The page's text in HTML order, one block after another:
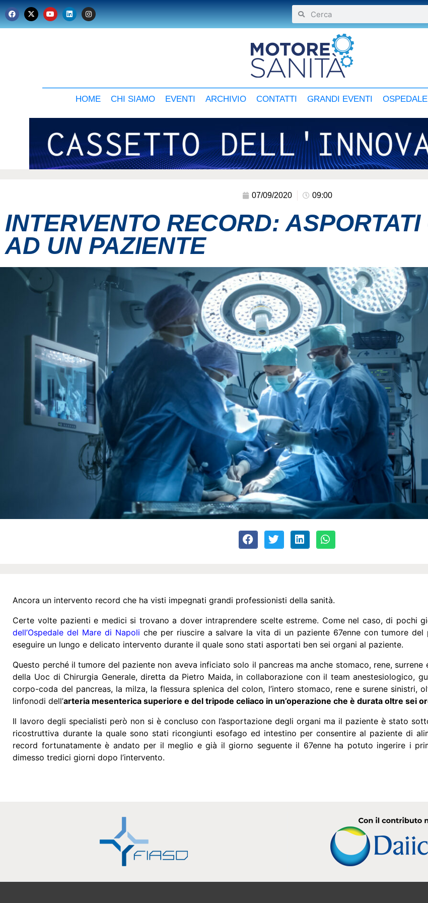
HOME CHI SIAMO EVENTI ARCHIVIO CONTATTI GRANDI EVENTI
07/09/2020 09:00
INTERVENTO RECORD:
AD UN PAZIENTE
Ancora un intervento record che ha visti impegnati grandi professionisti della sanità.
Certe volte pazienti e medici si trovano a dover intraprendere scelte estreme. Come nel caso, di pochi
dell’Ospedale del Mare di Napoli che per riuscire a salvare la vita di un paziente 67enne con tumore
eseguire un lungo e delicato intervento durante il quale sono stati asportati ben sei organi al paziente.
Questo perché il tumore del paziente non aveva inficiato solo il pancreas ma anche stomaco, rene, surrene
della Uoc di Chirurgia Generale, diretta da Pietro Maida, in collaborazione con il team anestesiologico,
corpo-coda del pancreas, la milza, la flessura splenica del colon, l’intero stomaco, rene e surene sinistri,
linfonodi dell’arteria mesenterica superiore e del tripode celiaco in un’operazione che è durata oltre sei
Il lavoro degli specialisti però non si è concluso con l’asportazione degli organi ma il paziente è stato
ricostruttiva durante la quale sono stati ricongiunti esofago ed intestino per consentire al paziente di
record fortunatamente è andato per il meglio e già il giorno seguente il 67enne ha potuto ingerire i
dimesso tredici giorni dopo l’intervento.